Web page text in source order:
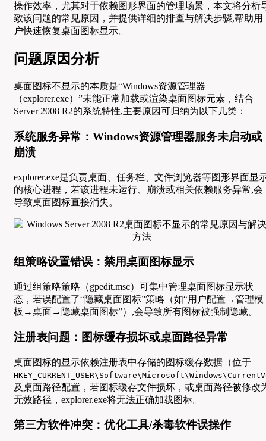
操作效率，尤其对于依赖图形界面的管理场景，本文将分析
致该问题的常见原因，并提供详细的排查与解决步骤,帮助用
户快速恢复桌面图标显示。
问题原因分析
桌面图标不显示的本质是“Windows资源管理器
（explorer.exe）”未能正常加载或渲染桌面图标元素，结合
Server 2008 R2的系统特性,主要原因可归纳为以下几类：
系统服务异常：Windows资源管理器服务未启动或
崩溃
explorer.exe是负责桌面、任务栏、文件浏览器等图形界面显
的核心进程，若该进程未运行、崩溃或相关依赖服务异常,会
导致桌面图标直接消失。
组策略设置错误：禁用桌面图标显示
通过组策略策略（gpedit.msc）可集中管理桌面图标显示状
态，若误配置了“隐藏桌面图标”策略（如“用户配置→管理模
板→桌面→隐藏桌面图标”）,会导致所有图标被强制隐藏。
注册表问题：图标缓存损坏或桌面路径异常
桌面图标的显示依赖注册表中存储的图标缓存数据（位于
及桌面路径配置，若图标缓存文件损坏，或桌面路径被修改
无效路径，explorer.exe将无法正确加载图标。
第三方软件冲突：优化工具/杀毒软件误操作